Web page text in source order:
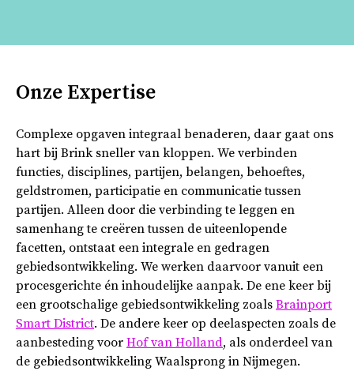
Onze Expertise
Complexe opgaven integraal benaderen, daar gaat ons
hart bij Brink sneller van kloppen. We verbinden
functies, disciplines, partijen, belangen, behoeftes,
geldstromen, participatie en communicatie tussen
partijen. Alleen door die verbinding te leggen en
samenhang te creëren tussen de uiteenlopende
facetten, ontstaat een integrale en gedragen
gebiedsontwikkeling. We werken daarvoor vanuit een
procesgerichte én inhoudelijke aanpak. De ene keer bij
een grootschalige gebiedsontwikkeling zoals Brainport
Smart District. De andere keer op deelaspecten zoals de
aanbesteding voor Hof van Holland, als onderdeel van
de gebiedsontwikkeling Waalsprong in Nijmegen.